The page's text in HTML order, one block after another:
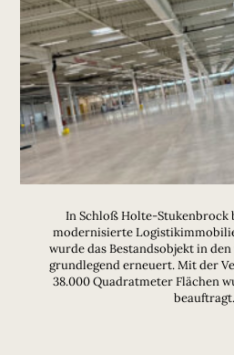
In Schloß Holte-Stukenbrock
modernisierte
wurde das Bestandsobjekt in
grundlegend erneuert. Mit der
38.000 Quadratmeter Flächen
beauftragt.